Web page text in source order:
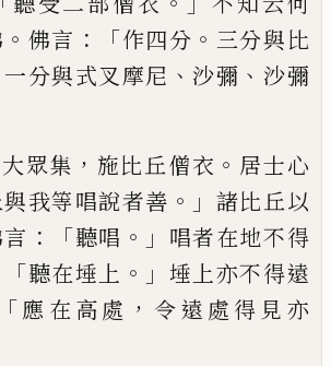
。 佛言 ：「作四分 。 三分與比
一分與式叉摩尼 、沙彌 、沙彌
眾集 ， 施比丘僧衣 。 居士心
我等唱說者善 。」 諸比丘以
：「聽唱 。」 唱者在地不得
「聽在埵 上 。」 埵上亦不得遠
應在高處 ，令遠 處得見亦